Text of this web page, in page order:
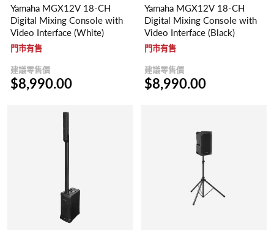
Yamaha MGX12V 18-CH
Digital Mixing Console with
Video Interface (White)
門市有售
建議零售價
$8,990.00
Yamaha MGX12V 18-CH
Digital Mixing Console with
Video Interface (Black)
門市有售
建議零售價
$8,990.00